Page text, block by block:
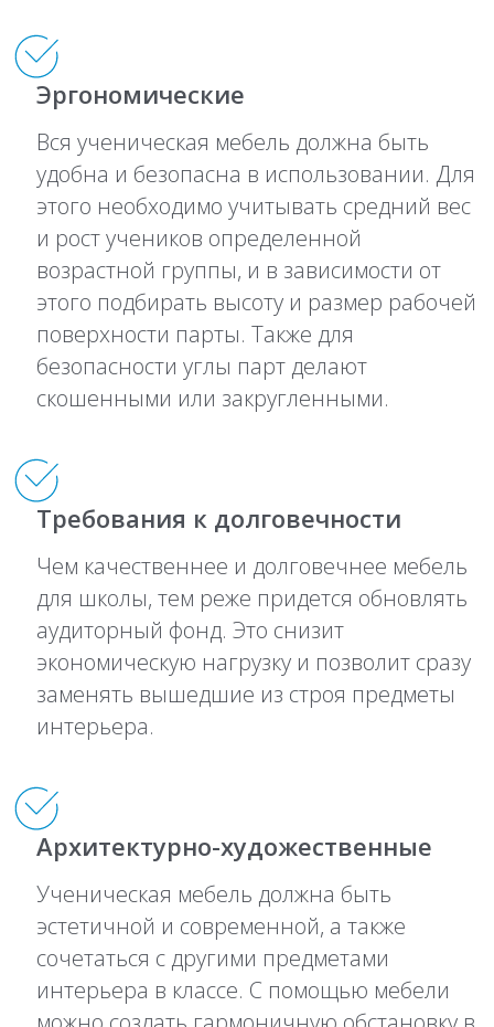
Эргономические
Вся ученическая мебель должна быть
удобна и безопасна в использовании. Для
этого необходимо учитывать средний вес
и рост учеников определенной
возрастной группы, и в зависимости от
этого подбирать высоту и размер рабочей
поверхности парты. Также для
безопасности углы парт делают
скошенными или закругленными.
Требования к долговечности
Чем качественнее и долговечнее мебель
для школы, тем реже придется обновлять
аудиторный фонд. Это снизит
экономическую нагрузку и позволит сразу
заменять вышедшие из строя предметы
интерьера.
Архитектурно-художественные
Ученическая мебель должна быть
эстетичной и современной, а также
сочетаться с другими предметами
интерьера в классе. С помощью мебели